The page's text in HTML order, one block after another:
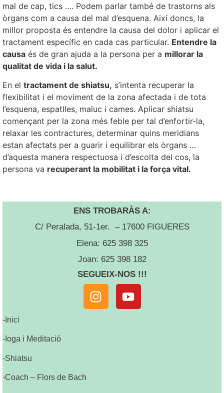
mal de cap, tics …. Podem parlar també de trastorns als
òrgans com a causa del mal d’esquena. Així doncs, la
millor proposta és entendre la causa del dolor i aplicar el
tractament específic en cada cas particular. Entendre la
causa és de gran ajuda a la persona per a millorar la
qualitat de vida i la salut.
En el tractament de shiatsu, s’intenta recuperar la
flexibilitat i el moviment de la zona afectada i de tota
l’esquena, espatlles, maluc i cames. Aplicar shiatsu
començant per la zona més feble per tal d’enfortir-la,
relaxar les contractures, determinar quins meridians
estan afectats per a guarir i equilibrar els òrgans …
d’aquesta manera respectuosa i d’escolta del cos, la
persona va recuperant la mobilitat i la força vital.
ENS TROBARÀS A:
C/ Peralada, 51-1er. – 17600 FIGUERES
Elena: 625 398 325
Joan: 625 398 182
SEGUEIX-NOS !!!
-Inici
-Ioga i Meditació
-Shiatsu
-Coach – Flors de Bach